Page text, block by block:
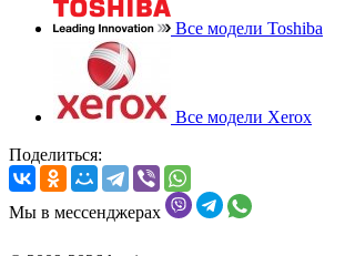
Все модели Toshiba
Все модели Xerox
Поделиться:
Мы в мессенджерах